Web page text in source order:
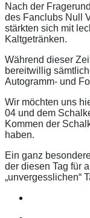
Nach der
des Fanclubs Null
stärkten sich mit
Kaltgetränken.
Während dieser
bereitwillig
Autogramm- und
Wir möchten uns
04 und dem
Kommen der
haben.
Ein ganz
der diesen Tag für
„unvergesslichen“